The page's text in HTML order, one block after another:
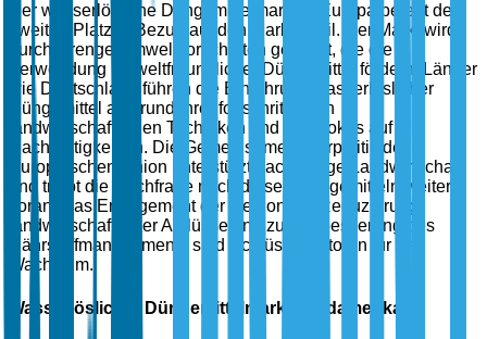
Der wasserlösliche Düngemittelmarkt in Europa belegt den
zweiten Platz in Bezug auf den Marktanteil. Der Markt wird
durch strenge Umweltvorschriften gestärkt, die die
Verwendung umweltfreundlicher Düngemittel fördern. Länder
wie Deutschland führen die Einführung wasserlöslicher
Düngemittel aufgrund ihrer fortschrittlichen
landwirtschaftlichen Techniken und des Fokus auf
Nachhaltigkeit an. Die Gemeinsame Agrarpolitik der
Europäischen Union unterstützt nachhaltige Landwirtschaft
und treibt die Nachfrage nach diesen Düngemitteln weiter
voran. Das Engagement der Region zur Reduzierung
landwirtschaftlicher Abflüsse und zur Verbesserung des
Nährstoffmanagements sind Schlüsselfaktoren für das
Wachstum.
Wasserlöslicher Düngemittelmarkt Nordamerika